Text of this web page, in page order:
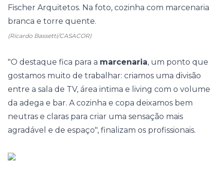
(Ricardo Bassetti/CASACOR)
"O destaque fica para a marcenaria, um ponto que
gostamos muito de trabalhar: criamos uma divisão
entre a sala de TV, área intima e living com o volume
da adega e bar. Acozinha e copa deixamos bem
neutras e claras para criar uma sensação mais
agradável e de espaço", finalizam os profissionais.